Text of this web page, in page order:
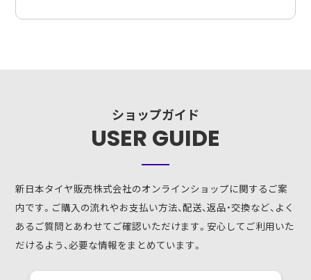
ショップガイド
USER GUIDE
新日本タイヤ販売株式会社のオンラインショップに関するご案
内です。ご購入の流れやお支払い方法、配送、返品・交換など、よく
あるご質問とあわせてご確認いただけます。安心してご利用いた
だけるよう、必要な情報をまとめています。